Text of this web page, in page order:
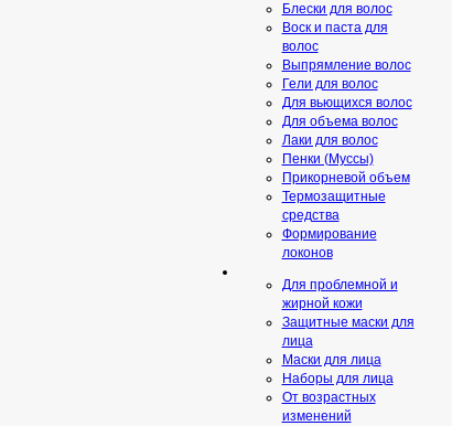
Блески для волос
Воск и паста для
волос
Выпрямление волос
Гели для волос
Для вьющихся волос
Для объема волос
Лаки для волос
Пенки (Муссы)
Прикорневой объем
Термозащитные
средства
Формирование
локонов
Для проблемной и
жирной кожи
Защитные маски для
лица
Маски для лица
Наборы для лица
От возрастных
изменений